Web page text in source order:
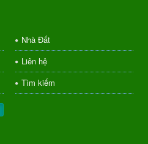
Nhà Đất
Liên hệ
Tìm kiếm